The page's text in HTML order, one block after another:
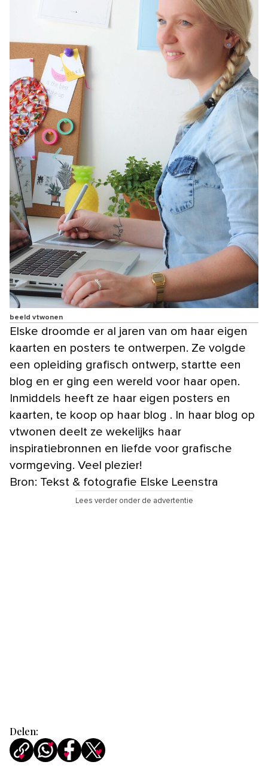
beeld vtwonen
Elske droomde er al jaren van om haar eigen
kaarten en posters te ontwerpen. Ze volgde
een opleiding grafisch ontwerp, startte een
blog en er ging een wereld voor haar open.
Inmiddels heeft ze haar eigen posters en
kaarten, te koop op haar blog . In haar blog op
vtwonen deelt ze wekelijks haar
inspiratiebronnen en liefde voor grafische
vormgeving. Veel plezier!
Bron: Tekst & fotografie Elske Leenstra
Lees verder onder de advertentie
Delen: